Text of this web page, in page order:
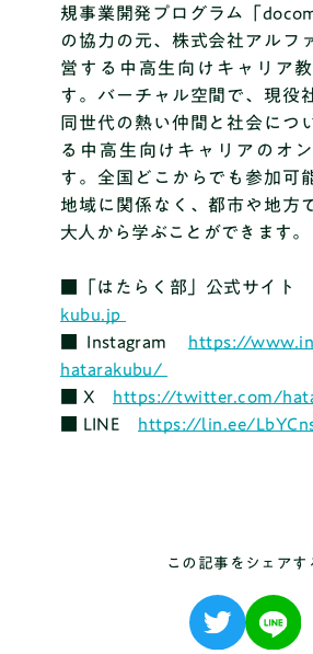
規事業開発プログラム
「
の協力の元、株式会社アルフ
営する中高生向けキャリア
す。バーチャル空間で、現役
同世代の熱い仲間と社会につ
る中高生向けキャリアのオ
す。全国どこからでも参加可
地域に関係なく、都市や地方
大人から学ぶことができます。
■「はたらく部」公式サイト
kubu.jp
■ Instagram https://
hatarakubu/
■ X https://twitter.com/
■ LINE https://lin.ee/
この記事をシェアす